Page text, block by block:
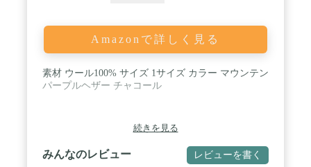
Amazonで詳しく見る
素材 ウール100% サイズ 1サイズ カラー マウンテン
パープルヘザー チャコール
続きを見る
みんなのレビュー レビューを書く